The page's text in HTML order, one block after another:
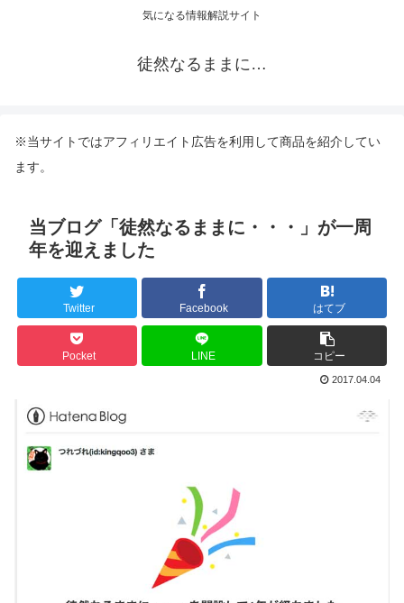
気になる情報解説サイト
徒然なるままに…
※当サイトではアフィリエイト広告を利用して商品を紹介してい
ます。
当ブログ「徒然なるままに・・・」が一周
年を迎えました
Twitter Facebook はてブ
Pocket LINE コピー
2017.04.04